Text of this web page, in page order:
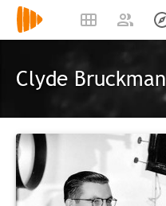
Clyde Bruckman